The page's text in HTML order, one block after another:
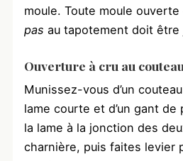
moule. Toute moule
pas au tapotement doit être
Ouverture à cru au couteau
Munissez-vous d’un
lame courte et d’un gant
la lame à la jonction des
charnière, puis faites levier